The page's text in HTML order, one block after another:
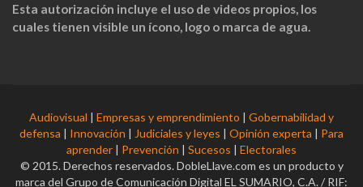
Esta autorización incluye el uso de videos propios, los
cuales tienen visible un ícono, logo o marca de agua.
Audiovisual Empresas y emprendimiento
Gobernabilidad y
defensa
Innovación Judiciales y leyes Opinión experta
Para
aprender
Prevención Sucesos
Electorales
© 2015. Derechos reservados. DobleLlave.com es un producto y
marca del Grupo de Comunicación Digital EL SUMARIO, C.A. / RIF: